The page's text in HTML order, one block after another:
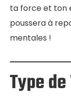
ta force et ton
poussera à
mentales !
Type